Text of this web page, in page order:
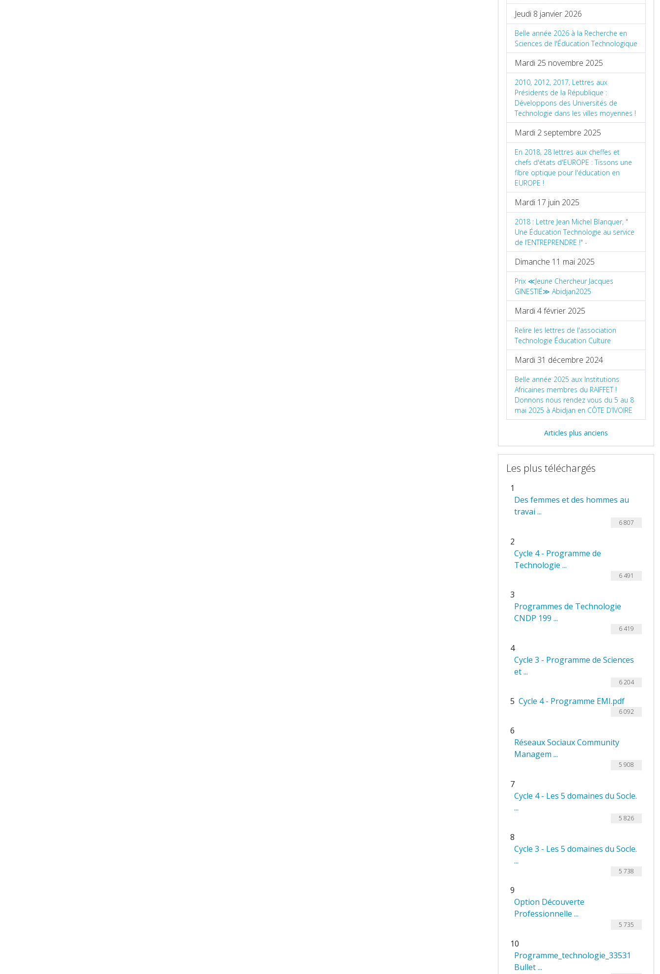
Jeudi 8 janvier 2026
Belle année 2026 à la Recherche en
Sciences de l'Éducation Technologique
Mardi 25 novembre 2025
2010, 2012, 2017, Lettres aux
Présidents de la République :
Développons des Universités de
Technologie dans les villes moyennes !
Mardi 2 septembre 2025
En 2018, 28 lettres aux cheffes et
chefs d'états d'EUROPE : Tissons une
fibre optique pour l'éducation en
EUROPE !
Mardi 17 juin 2025
2018 : Lettre Jean Michel Blanquer, "
Une Éducation Technologie au service
de l’ENTREPRENDRE !" -
Dimanche 11 mai 2025
Prix ≪Jeune Chercheur Jacques
GINESTIÉ≫ Abidjan2025
Mardi 4 février 2025
Relire les lettres de l'association
Technologie Éducation Culture
Mardi 31 décembre 2024
Belle année 2025 aux Institutions
Africaines membres du RAIFFET !
Donnons nous rendez vous du 5 au 8
mai 2025 à Abidjan en CÔTE D’IVOIRE
Articles plus anciens
Les plus téléchargés
1
Des femmes et des hommes au
travai ...
6 807
2
Cycle 4 - Programme de
Technologie ...
6 491
3
Programmes de Technologie
CNDP 199 ...
6 419
4
Cycle 3 - Programme de Sciences
et ...
6 204
5 Cycle 4 - Programme EMI.pdf
6 092
6
Réseaux Sociaux Community
Managem ...
5 908
7
Cycle 4 - Les 5 domaines du Socle.
...
5 826
8
Cycle 3 - Les 5 domaines du Socle.
...
5 738
9
Option Découverte
Professionnelle ...
5 735
10
Programme_technologie_33531
Bullet ...